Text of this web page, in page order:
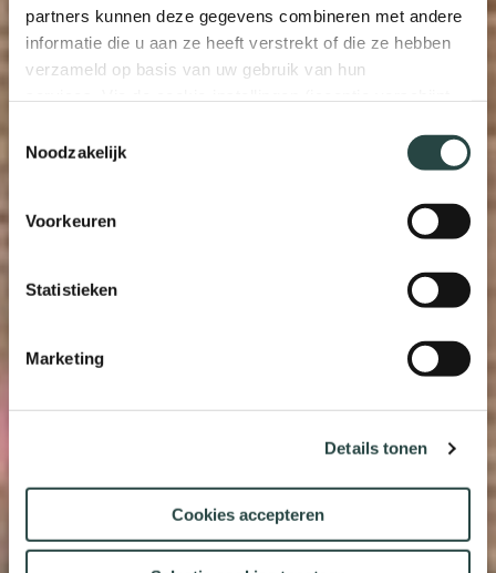
partners kunnen deze gegevens combineren met andere
informatie die u aan ze heeft verstrekt of die ze hebben
verzameld op basis van uw gebruik van hun
moment wijzigen of intrekken.
Noodzakelijk
Voorkeuren
Statistieken
Marketing
Details tonen
Cookies accepteren